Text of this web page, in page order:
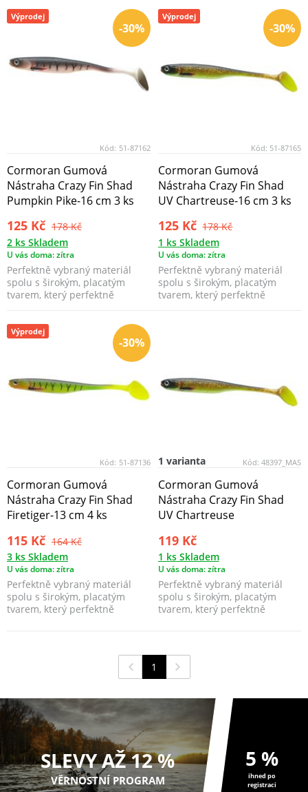
-30%
Výprodej
Kód: 51-87162
Cormoran Gumová
Nástraha Crazy Fin Shad
Pumpkin Pike-16 cm 3 ks
125 Kč 178 Kč
2 ks Skladem
U vás doma: zítra
Perfektně vybraný materiál
spolu s širokým, placatým
tvarem, který perfektně
-30%
Výprodej
Kód: 51-87165
Cormoran Gumová
Nástraha Crazy Fin Shad
UV Chartreuse-16 cm 3 ks
125 Kč 178 Kč
1 ks Skladem
U vás doma: zítra
Perfektně vybraný materiál
spolu s širokým, placatým
tvarem, který perfektně
-30%
Výprodej
Kód: 51-87136
Cormoran Gumová
Nástraha Crazy Fin Shad
Firetiger-13 cm 4 ks
115 Kč 164 Kč
3 ks Skladem
U vás doma: zítra
Perfektně vybraný materiál
spolu s širokým, placatým
tvarem, který perfektně
Kód: 48397_MAS
1 varianta
Cormoran Gumová
Nástraha Crazy Fin Shad
UV Chartreuse
119 Kč
1 ks Skladem
U vás doma: zítra
Perfektně vybraný materiál
spolu s širokým, placatým
tvarem, který perfektně
1
SLEVY AŽ 12 %
VĚRNOSTNÍ PROGRAM
5 %
ihned po
registraci